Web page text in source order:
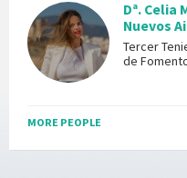
Dª. Celia
Nuevos
Tercer
de
MORE PEOPLE